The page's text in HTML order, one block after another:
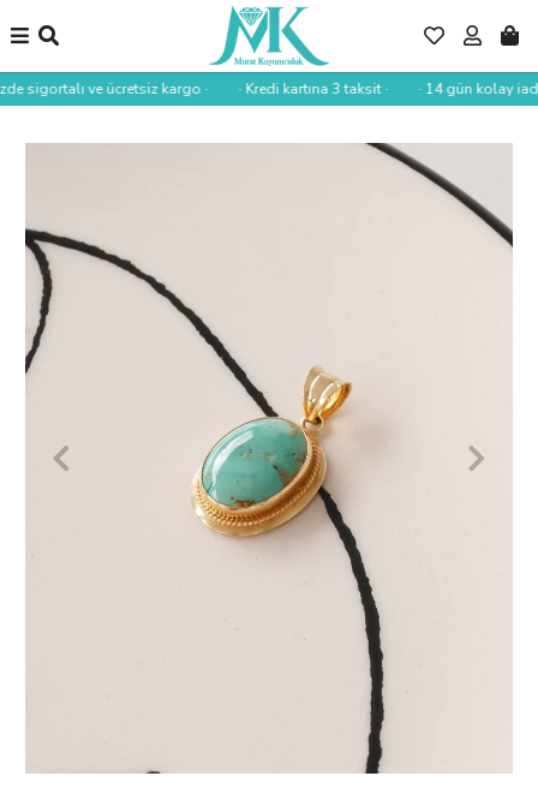
sigortalı ve ücretsiz kargo · · Kredi kartına 3 taksit · · 14 gün kolay iade